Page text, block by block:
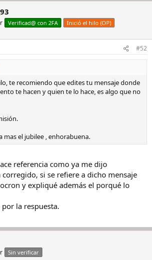
Verificad@ con 2FA Inició el hilo (OP)
#52
te recomiendo que edites tu mensaje donde
te hacen y quien te lo hace, es algo que no
mas el jubilee , enhorabuena.
referencia como ya me dijo
si se refiere a dicho mensaje
y expliqué además el porqué lo
la respuesta.
Sin verificar